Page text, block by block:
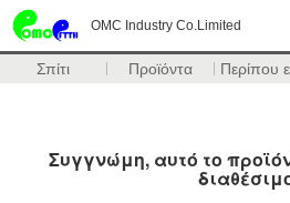
OMC Industry Co.Limited
Σπίτι Προϊόντα Περίπου
Συγγνώμη, αυτό το